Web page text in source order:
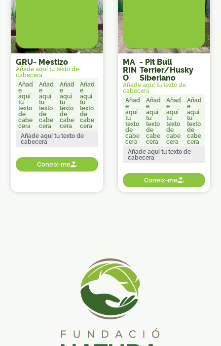
GRU- Mestizo
Añade aquí tu texto de
cabecera
Añad
e
aquí
tu
texto
de
cabe
cera
Añad
e
aquí
tu
texto
de
cabe
cera
Añad
e
aquí
tu
texto
de
cabe
cera
Añad
e
aquí
tu
texto
de
cabe
cera
Añade aquí tu texto de
cabecera
Coneix-me
MA
RIN
O
- Pit Bull
Terrier/Husky
Siberiano
Añade aquí tu texto de
cabecera
Añad
e
aquí
tu
texto
de
cabe
cera
Añad
e
aquí
tu
texto
de
cabe
cera
Añad
e
aquí
tu
texto
de
cabe
cera
Añad
e
aquí
tu
texto
de
cabe
cera
Añade aquí tu texto de
cabecera
Coneix-me